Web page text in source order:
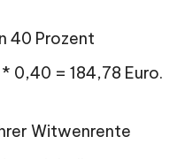
40 Prozent
0,40 = 184,78 Euro.
Witwenrente